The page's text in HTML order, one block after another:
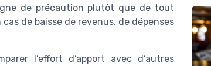
de précaution plutôt que de tout
de baisse de revenus, de dépenses
l’effort d’apport avec d’autres